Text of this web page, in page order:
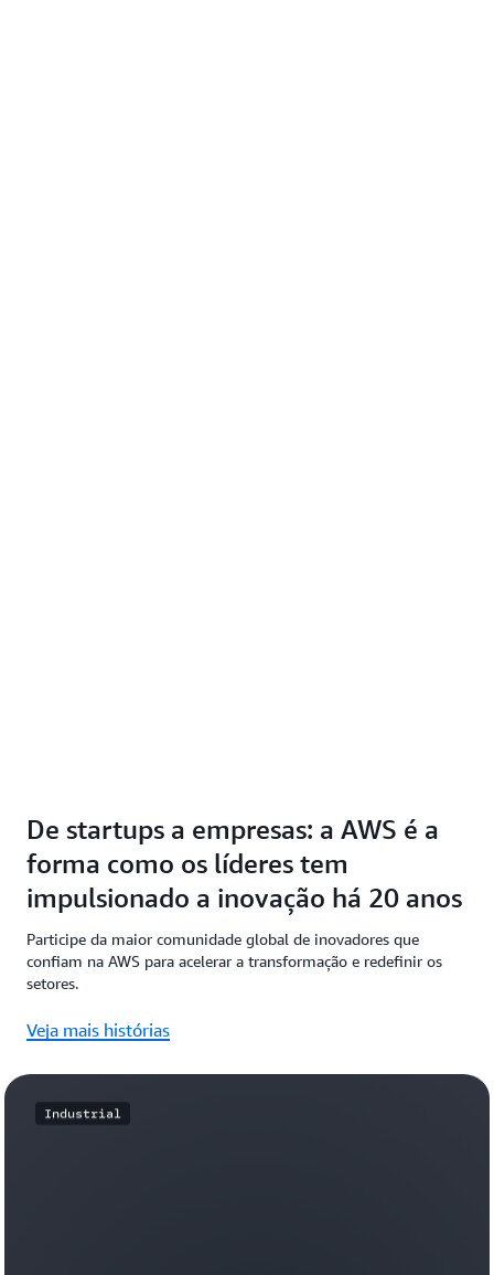
De startups a empresas: a AWS é a
forma como os líderes tem
impulsionado a inovação há 20 anos
Participe da maior comunidade global de inovadores que
confiam na AWS para acelerar a transformação e redefinir os
setores.
Veja mais histórias
Industrial